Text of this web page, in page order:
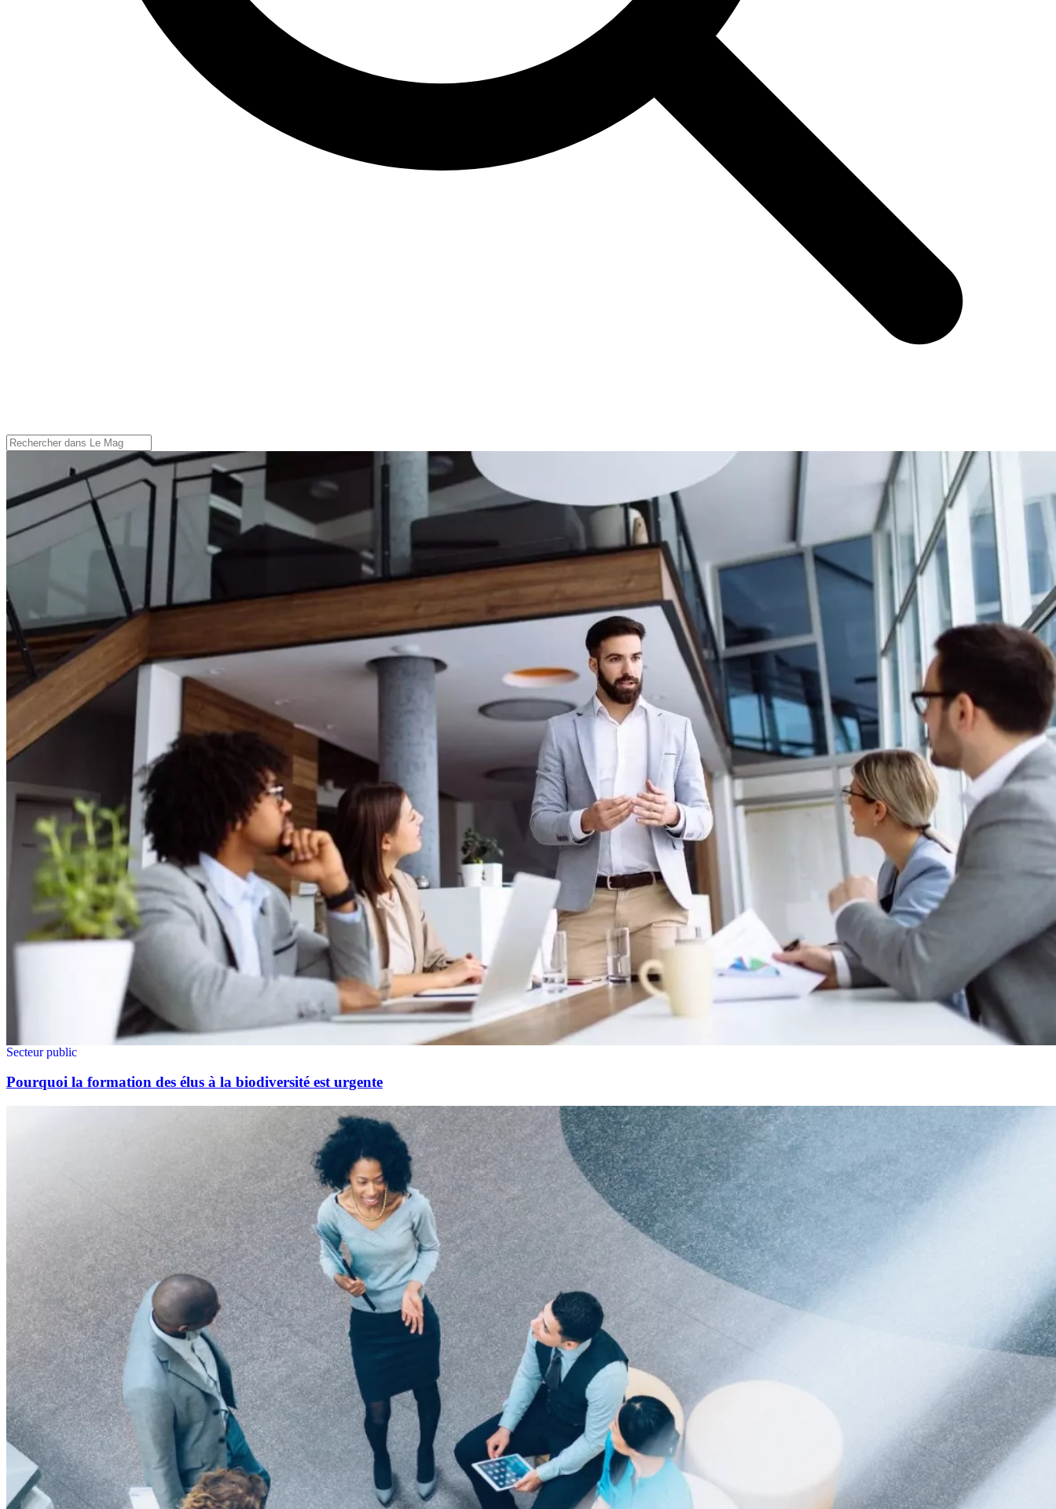
Secteur public
Pourquoi la formation des élus à la biodiversité est urgente